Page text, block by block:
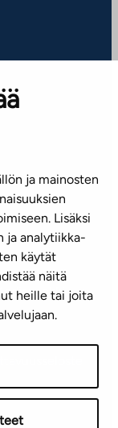
ja mainosten
Lisäksi
ja analytiikka-
käytät
näitä
heille tai joita